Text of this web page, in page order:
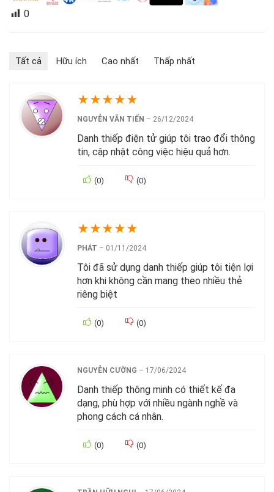
0
Tất cả Hữu ích Cao nhất Thấp nhất
★★★★★
NGUYỄN VĂN TIẾN – 26/12/2024
Danh thiếp điện tử giúp tôi trao đổi thông
tin, cập nhật công việc hiệu quả hơn.
(0) (0)
★★★★★
PHÁT – 01/11/2024
Tôi đã sử dụng danh thiếp giúp tôi tiện lợi
hơn khi không cần mang theo nhiều thẻ
riêng biệt
(0) (0)
NGUYỄN CƯỜNG – 17/06/2024
Danh thiếp thông minh có thiết kế đa
dạng, phù hợp với nhiều ngành nghề và
phong cách cá nhân.
(0) (0)